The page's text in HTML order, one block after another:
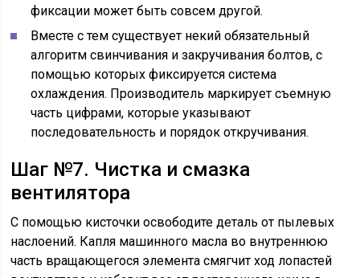
фиксации может быть совсем другой.
Вместе с тем существует некий обязательный
алгоритм свинчивания и закручивания болтов, с
помощью которых фиксируется система
охлаждения. Производитель маркирует съемную
часть цифрами, которые указывают
последовательность и порядок откручивания.
Шаг №7. Чистка и смазка
вентилятора
С помощью кисточки освободите деталь от пылевых
наслоений. Капля машинного масла во внутреннюю
часть вращающегося элемента смягчит ход лопастей